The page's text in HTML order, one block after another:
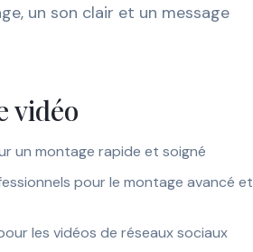
un son clair et un message
vidéo
un montage rapide et soigné
pour le montage avancé et
les vidéos de réseaux sociaux